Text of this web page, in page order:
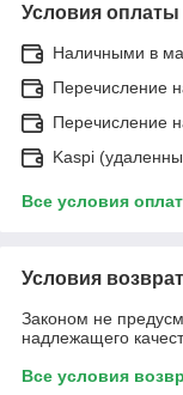
Условия оплаты
Наличными в
Перечисление
Перечисление
Kaspi
Все условия
Условия
Законом не
надлежащего
Все условия